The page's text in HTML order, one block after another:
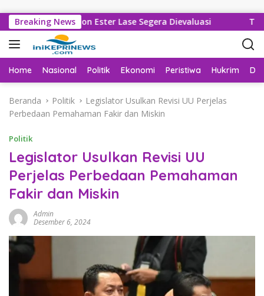
Breaking News
Sarankan Jhon Ester Lase Segera Dievaluasi Tak
Home Nasional Politik Ekonomi Peristiwa Hukrim
Beranda Politik
Legislator Usulkan Revisi UU Perjelas
Perbedaan Pemahaman Fakir dan Miskin
Politik
Legislator Usulkan Revisi UU
Perjelas Perbedaan Pemahaman
Fakir dan Miskin
Admin
Desember 6, 2024